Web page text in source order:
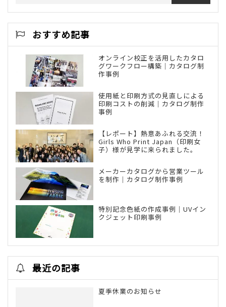
おすすめ記事
オンライン校正を活用したカタロ
グワークフロー構築｜カタログ制
作事例
使用紙と印刷方式の見直しによる
印刷コストの削減｜カタログ制作
事例
【レポート】熱意あふれる交流！
Girls Who Print Japan（印刷女
子）様が見学に来られました。
メーカーカタログから営業ツール
を制作｜カタログ制作事例
特別記念色紙の作成事例｜UVイン
クジェット印刷事例
最近の記事
夏季休業のお知らせ